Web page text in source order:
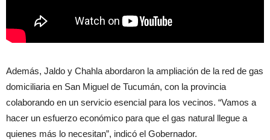
Además, Jaldo y Chahla abordaron la ampliación de la red de gas
domiciliaria en San Miguel de Tucumán, con la provincia
colaborando en un servicio esencial para los vecinos. “Vamos a
hacer un esfuerzo económico para que el gas natural llegue a
quienes más lo necesitan”, indicó el Gobernador.